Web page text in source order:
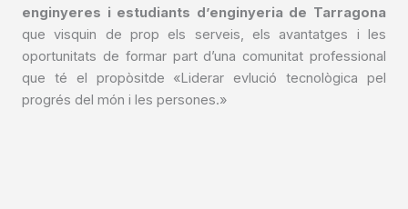
enginyeres i estudiants d’enginyeria de Tarragona
que visquin de prop els serveis, els avantatges i les
oportunitats de formar part d’una comunitat professional
que té el propòsitde «Liderar evlució tecnològica pel
progrés del món i les persones.»